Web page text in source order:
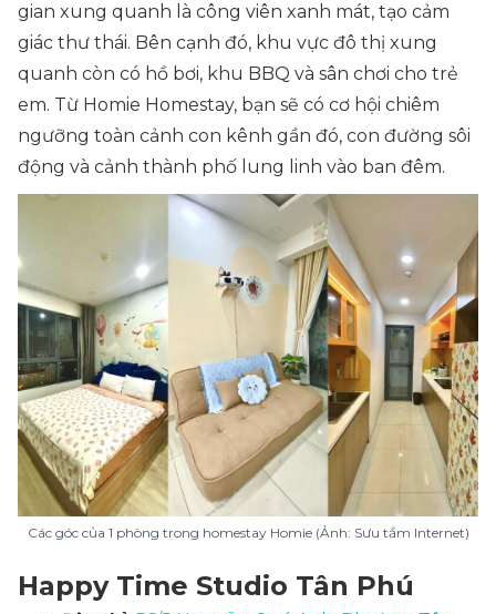
gian xung quanh là công viên xanh mát, tạo cảm
giác thư thái. Bên cạnh đó, khu vực đô thị xung
quanh còn có hồ bơi, khu BBQ và sân chơi cho trẻ
em. Từ Homie Homestay, bạn sẽ có cơ hội chiêm
ngưỡng toàn cảnh con kênh gần đó, con đường sôi
động và cảnh thành phố lung linh vào ban đêm.
Các góc của 1 phòng trong homestay Homie (Ảnh: Sưu tầm Internet)
Happy Time Studio Tân Phú